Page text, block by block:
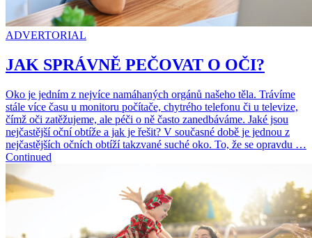
ADVERTORIAL
JAK SPRÁVNĚ PEČOVAT O OČI?
Oko je jedním z nejvíce namáhaných orgánů našeho těla. Trávíme
stále více času u monitoru počítače, chytrého telefonu či u televize,
čímž oči zatěžujeme, ale péči o ně často zanedbáváme. Jaké jsou
nejčastější oční obtíže a jak je řešit? V současné době je jednou z
nejčastějších očních obtíží takzvané suché oko. To, že se opravdu …
Continued